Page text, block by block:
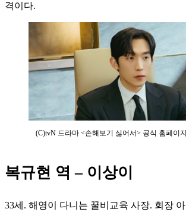
격이다.
(C)tvN 드라마 <손해보기 싫어서> 공식 홈페이지
복규현 역 – 이상이
33세. 해영이 다니는 꿀비교육 사장. 회장